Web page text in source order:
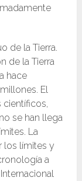
de la Tierra.
de la Tierra
hace
El
se han llega
La
los límites y
a